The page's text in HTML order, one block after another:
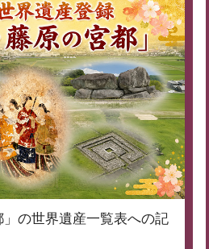
」の世界遺産一覧表への記